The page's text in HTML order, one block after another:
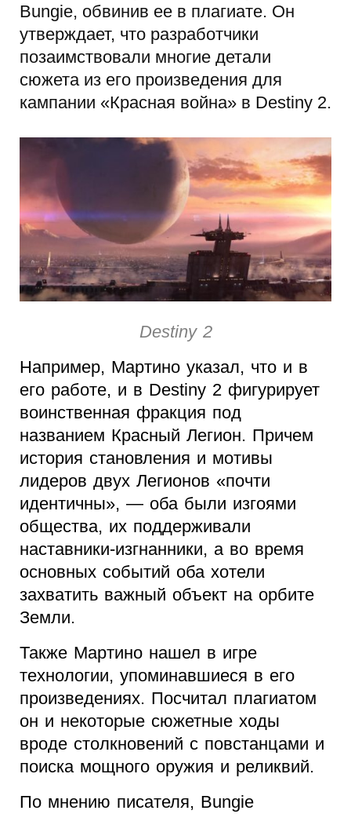
Bungie, обвинив ее в плагиате. Он
утверждает, что разработчики
позаимствовали многие детали
сюжета из его произведения для
кампании «Красная война» в Destiny 2.
Destiny 2
Например, Мартино указал, что и в
его работе, и в Destiny 2 фигурирует
воинственная фракция под
названием Красный Легион. Причем
история становления и мотивы
лидеров двух Легионов «почти
идентичны», — оба были изгоями
общества, их поддерживали
наставники-изгнанники, а во время
основных событий оба хотели
захватить важный объект на орбите
Земли.
Также Мартино нашел в игре
технологии, упоминавшиеся в его
произведениях. Посчитал плагиатом
он и некоторые сюжетные ходы
вроде столкновений с повстанцами и
поиска мощного оружия и реликвий.
По мнению писателя, Bungie